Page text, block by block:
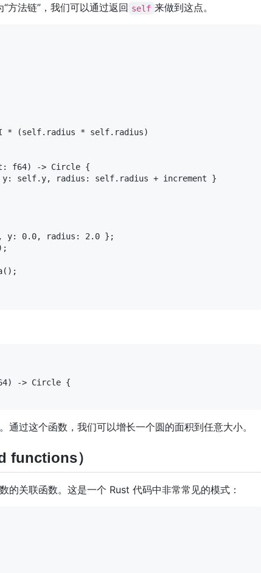
“方法链”，我们可以通过返回 self 来做到这点。
* (self.radius * self.radius)
f64) -> Circle {
self.y, radius: self.radius + increment }
y: 0.0, radius: 2.0 };
-> Circle {
。通过这个函数，我们可以增长一个圆的面积到任意大小。
functions）
的关联函数。这是一个 Rust 代码中非常常见的模式：